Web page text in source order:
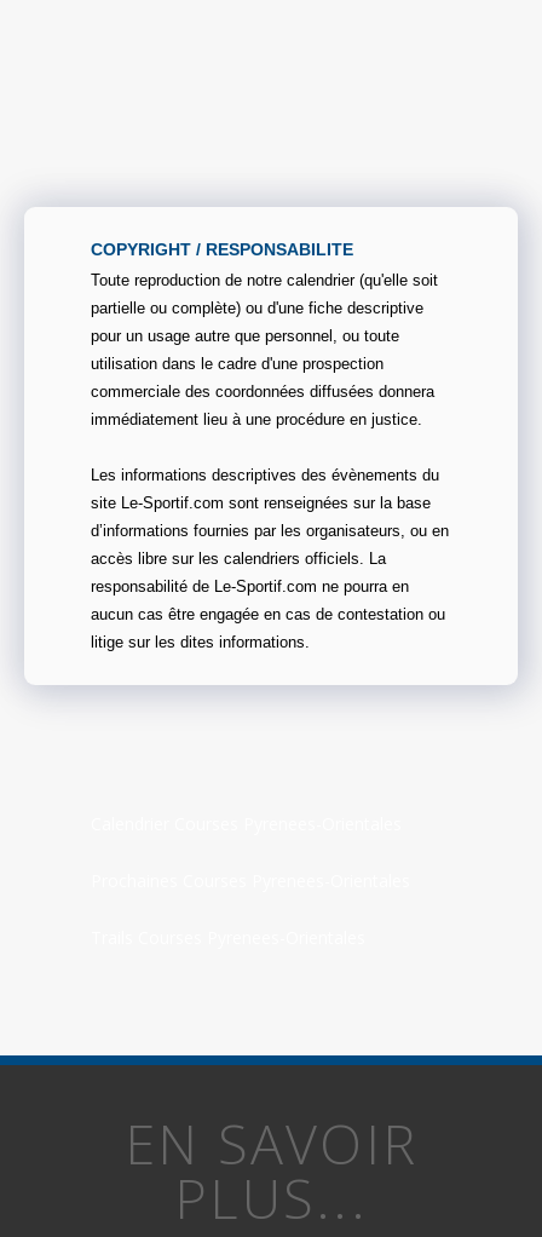
COPYRIGHT / RESPONSABILITE
Toute reproduction de notre calendrier (qu'elle soit
partielle ou complète) ou d'une fiche descriptive
pour un usage autre que personnel, ou toute
utilisation dans le cadre d'une prospection
commerciale des coordonnées diffusées donnera
immédiatement lieu à une procédure en justice.
Les informations descriptives des évènements du
site Le-Sportif.com sont renseignées sur la base
d’informations fournies par les organisateurs, ou en
accès libre sur les calendriers officiels. La
responsabilité de Le-Sportif.com ne pourra en
aucun cas être engagée en cas de contestation ou
litige sur les dites informations.
EN SAVOIR
PLUS...